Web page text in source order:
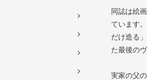
同誌は絵
ています
だけ造る
た最後の
実家の父